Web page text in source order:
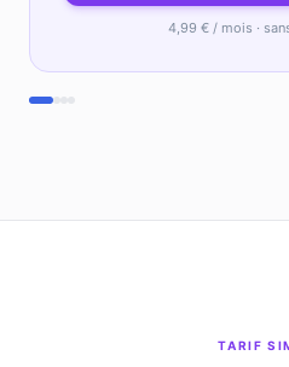
4,99 € / mois ·
TARIF